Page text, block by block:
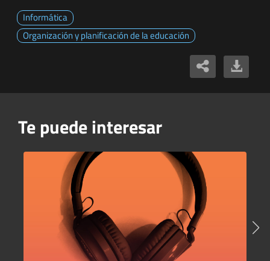
Informática
Organización y planificación de la educación
Te puede interesar